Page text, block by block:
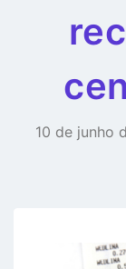
10 de junho